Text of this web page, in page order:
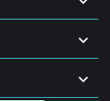

